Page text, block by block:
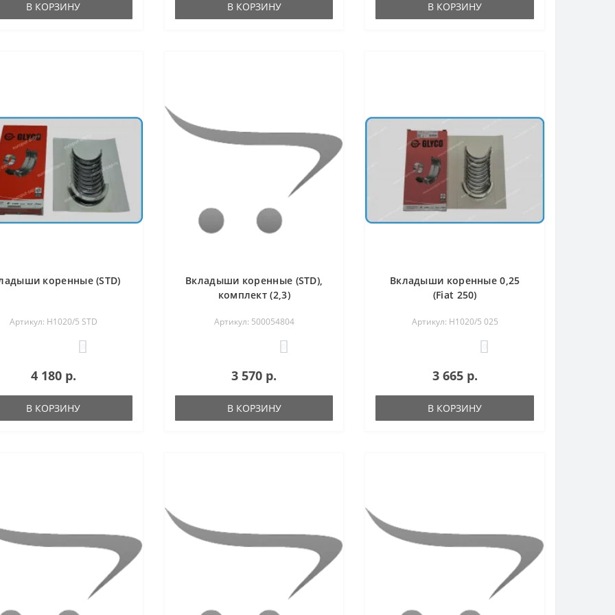
В КОРЗИНУ В КОРЗИНУ В КОРЗИНУ
коренные (STD)
Артикул: H1020/5 STD
4 180 р.
В КОРЗИНУ
Вкладыши коренные (STD),
комплект (2,3)
Артикул: 500054804
3 570 р.
В КОРЗИНУ
Вкладыши коренные 0,25
(Fiat 250)
Артикул: H1020/5 025
3 665 р.
В КОРЗИНУ